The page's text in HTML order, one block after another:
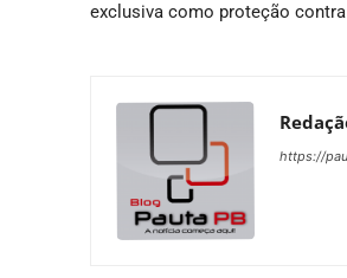
exclusiva como proteção
https://